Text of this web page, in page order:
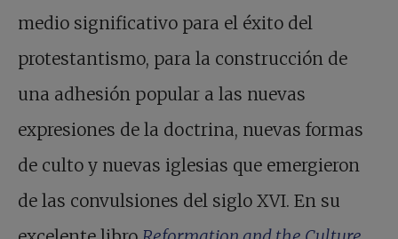
medio significativo para el éxito del
protestantismo, para la construcción de
una adhesión popular a las nuevas
expresiones de la doctrina, nuevas formas
de culto y nuevas iglesias que emergieron
de las convulsiones del siglo XVI. En su